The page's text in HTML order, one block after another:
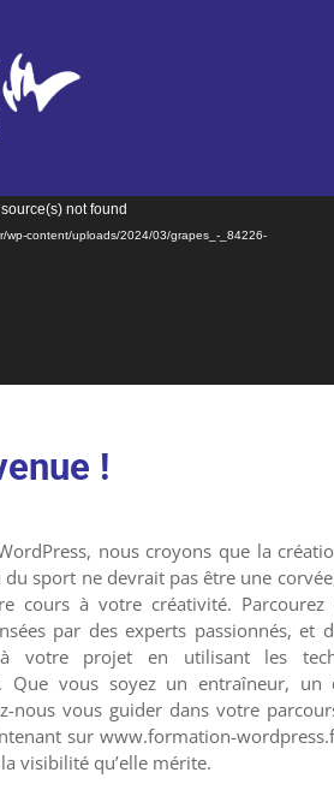
not found
wp-content/uploads/2024/03/grapes_-_84226-
!
nous croyons que la
sport ne devrait pas être une
cours à votre créativité.
par des experts passionnés, et
votre projet en utilisant les
Que vous soyez un entraîneur,
nous vous guider dans votre
sur www.formation-
visibilité qu’elle mérite.